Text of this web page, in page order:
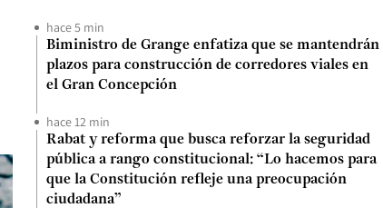
hace 5 min
Biministro de Grange enfatiza que se mantendrán
plazos para construcción de corredores viales en
el Gran Concepción
hace 12 min
Rabat y reforma que busca reforzar la seguridad
pública a rango constitucional: “Lo hacemos para
que la Constitución refleje una preocupación
ciudadana”